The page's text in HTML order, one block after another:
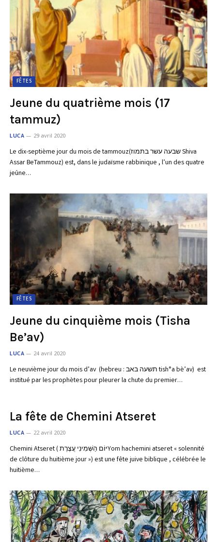
FÊTES
Jeune du quatrième mois (17
tammuz)
LUCA 29 avril 2020
Le dix-septième jour du mois de tammouz(שבעה עשר בתמוז Shiva
Assar BeTammouz) est, dans le judaïsme rabbinique , l’un des quatre
jeûne…
FÊTES
Jeune du cinquième mois (Tisha
Be’av)
LUCA 24 avril 2020
Le neuvième jour du mois d’av (hebreu : תשעה באב tish°a bè’av) est
institué par les prophètes pour pleurer la chute du premier…
La fête de Chemini Atseret
LUCA 22 avril 2020
Chemini Atseret ( יּוֹם הַשְּׁמִינִי עֲצֶרֶתYom hachemini atseret « solennité
de clôture du huitième jour ») est une fête juive biblique , célébrée le
huitième…